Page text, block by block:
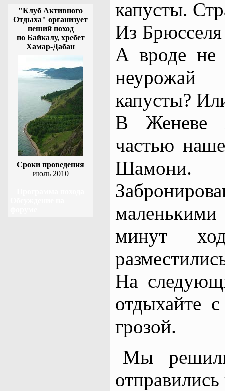
"Клуб Активного
Отдыха" организует
пеший поход
по Байкалу, хребет
Хамар-Дабан
Сроки проведения
июль 2010
капусты.
Из
А вроде не
неурожай
капусты?
В Женеве
частью
Шамони.
минут
На
отдыхайте
грозой.
Мы